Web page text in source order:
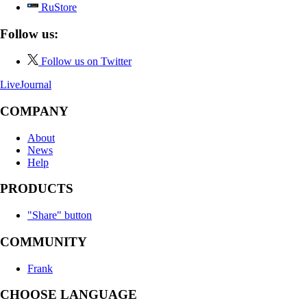
RuStore
Follow us:
Follow us on Twitter
LiveJournal
COMPANY
About
News
Help
PRODUCTS
"Share" button
COMMUNITY
Frank
CHOOSE LANGUAGE